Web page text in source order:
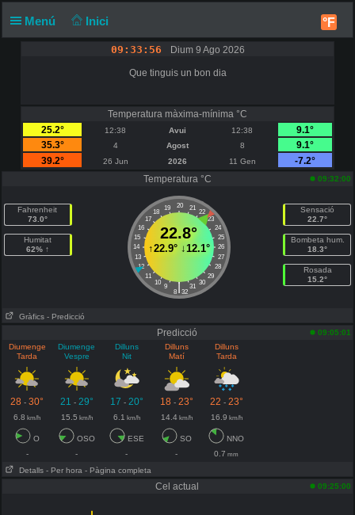
Menú Inici °F
09:33:56 Dium 9 Ago 2026
Que tinguis un bon dia
Temperatura màxima-mínima °C
25.2°
12:38 Avui 12:38
9.1°
35.3°
4 Agost 8
9.1°
39.2°
26 Jun 2026 11 Gen
-7.2°
Temperatura °C
09:32:00
Fahrenheit
73.0°
Humitat
62% ↑
20
19 21
18
22
17
23
16
24
15
25
14
26
13
27
12
28
11
29
10
30
9 31
|
8 32
22.8°
↑22.9°↓12.1°
Sensació
22.7°
Bombeta hum.
18.3°
Rosada
15.2°
Gràfics - Predicció
Predicció
09:05:01
Diumenge
Tarda
Diumenge
Vespre
Dilluns
Nit
Dilluns
Matí
Dilluns
Tarda
28 -30° 21 - 29° 17 - 20° 18- 23° 22 - 23°
6.8 km/h 15.5 km/h 6.1 km/h 14.4km/h 16.9 km/h
O OSO ESE SO
NNO
-
- - - 0.7 mm
Detalls - Per hora - Pàgina completa
Cel actual 09:25:00